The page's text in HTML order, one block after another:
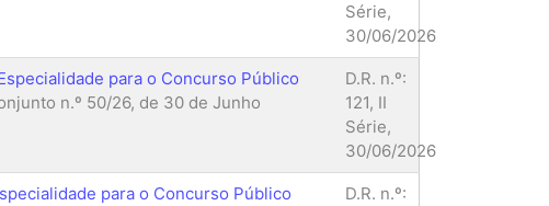
Série,
30/06/2026
para o Concurso Público
n.º 50/26, de 30 de Junho
D.R. n.º:
121, II
Série,
30/06/2026
para o Concurso Público
D.R. n.º: